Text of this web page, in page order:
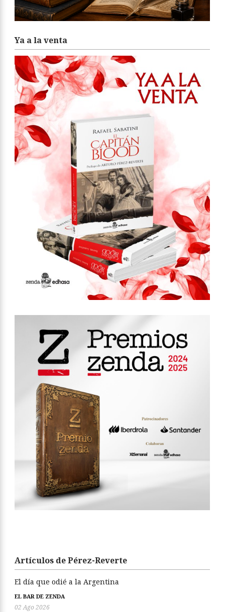
Ya a la venta
Artículos de Pérez-Reverte
El día que odié a la Argentina
EL BAR DE ZENDA
02 Ago 2026